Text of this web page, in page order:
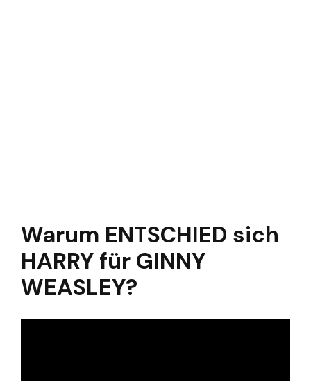
Warum ENTSCHIED sich
HARRY für GINNY
WEASLEY?